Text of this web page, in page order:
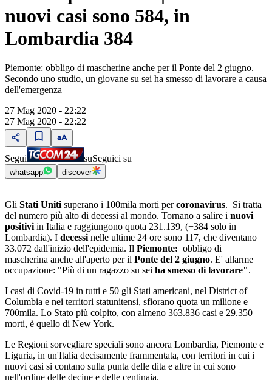
nuovi casi sono 584, in
Lombardia 384
Piemonte: obbligo di mascherine anche per il Ponte del 2 giugno.
Secondo uno studio, un giovane su sei ha smesso di lavorare a causa
dell'emergenza
27 Mag 2020 - 22:22
27 Mag 2020 - 22:22
Segui suSeguici su
whatsapp discover
Gli Stati Uniti superano i 100mila morti percoronavirus. Si tratta
del numero più alto di decessi al mondo. Tornano a salire i nuovi
positivi in Italia e raggiungono quota 231.139, (+384 solo in
Lombardia). I decessi nelle ultime 24 ore sono 117, che diventano
33.072 dall'inizio dell'epidemia. Il Piemonte: obbligo di
mascherina anche all'aperto per il Ponte del 2 giugno. E' allarme
occupazione: "Più di un ragazzo su sei ha smesso di lavorare".
I casi di Covid-19 in tutti e 50 gli Stati americani, nel District of
Columbia e nei territori statunitensi, sfiorano quota un milione e
700mila. Lo Stato più colpito, con almeno 363.836 casi e 29.350
morti, è quello di New York.
Le Regioni sorvegliare speciali sono ancora Lombardia, Piemonte e
Liguria, in un'Italia decisamente frammentata, con territori in cui i
nuovi casi si contano sulla punta delle dita e altre in cui sono
nell'ordine delle decine e delle centinaia.